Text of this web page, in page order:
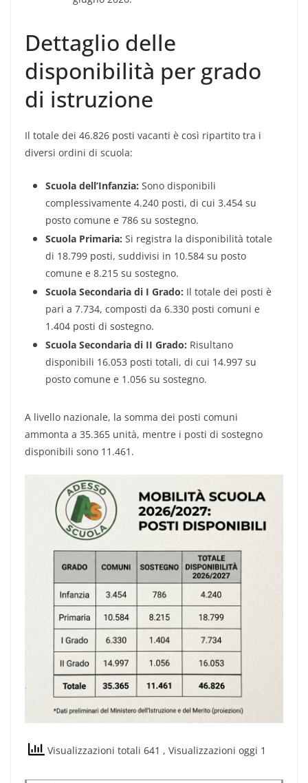
Dettaglio delle
disponibilità per grado
di istruzione
Il totale dei 46.826 posti vacanti è così ripartito tra i
diversi ordini di scuola:
Scuola dell’Infanzia: Sono disponibili
complessivamente 4.240 posti, di cui 3.454 su
posto comune e 786 su sostegno.
Scuola Primaria: Si registra la disponibilità totale
di 18.799 posti, suddivisi in 10.584 su posto
comune e 8.215 su sostegno.
Scuola Secondaria di I Grado: Il totale dei posti è
pari a 7.734, composti da 6.330 posti comuni e
1.404 posti di sostegno.
Scuola Secondaria di II Grado: Risultano
disponibili 16.053 posti totali, di cui 14.997 su
posto comune e 1.056 su sostegno.
A livello nazionale, la somma dei posti comuni
ammonta a 35.365 unità, mentre i posti di sostegno
disponibili sono 11.461.
Visualizzazioni totali 641 , Visualizzazioni oggi 1